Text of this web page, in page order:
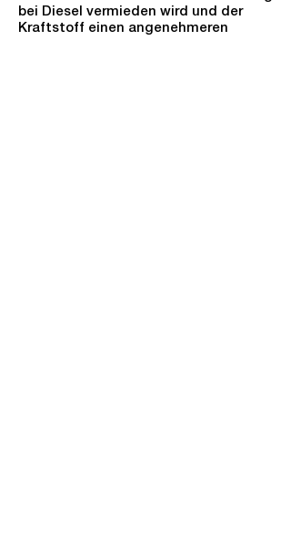
bei Diesel vermieden wird und der
Kraftstoff einen angenehmeren